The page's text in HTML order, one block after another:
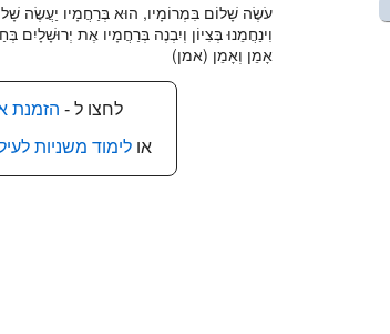
עֹשֶׂה שָׁלוֹם בִּמְרוֹמָיו, הוּא בְּרַחֲמָיו יַעֲשֶׂה
וִינַחֲמֵנוּ בְּצִיוֹן וְיִבְנֶה בְּרַחֲמָיו אֶת יְרוּשָׁלָיִם
אָמֵן וְאָמֵן (אמן)
לחצו ל - הזמנת
או לימוד משניות